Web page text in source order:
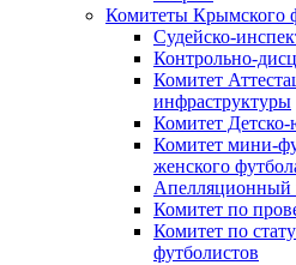
Комитеты Крымского
Судейско-
Контрольно-
Комитет
инфраструктуры
Комитет
Комитет мини-
женского
Апелляционный
Комитет по
Комитет по
футболистов